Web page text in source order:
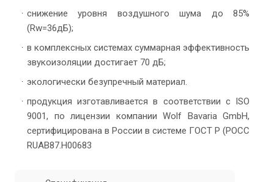
снижение уровня воздушного шума до 85%
(Rw=36дБ);
в комплексных системах суммарная эффективность
звукоизоляции достигает 70 дБ;
экологически безупречный материал.
продукция изготавливается в соответствии с ISO
9001, по лицензии компании Wolf Bavaria GmbH,
сертифицирована в России в системе ГОСТ Р (РОСС
RUАВ87.H00683